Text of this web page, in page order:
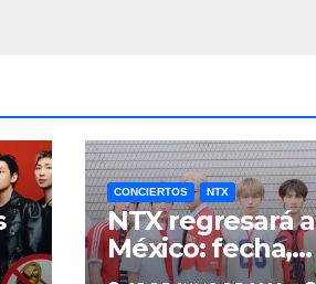
CONCIERTOS NTX
NTX regresará a
México: fecha,
boletos y